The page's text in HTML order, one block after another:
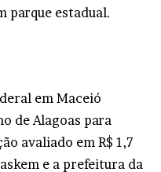
parque estadual.
em Maceió
de Alagoas para
avaliado em R$ 1,7
e a prefeitura da